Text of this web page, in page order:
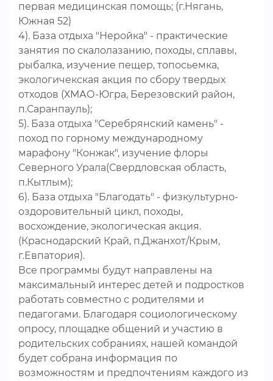
первая медицинская помощь; (г.Нягань,
Южная 52)
4). База отдыха "Неройка" - практические
занятия по скалолазанию, походы, сплавы,
рыбалка, изучение пещер, топосьемка,
экологичекская акция по сбору твердых
отходов (ХМАО-Югра, Березовский район,
п.Саранпауль);
5). База отдыха "Серебрянский камень" -
поход по горному международному
марафону "Конжак", изучение флоры
Северного Урала(Свердловская область,
п.Кытлым);
6). База отдыха "Благодать" - физкультурно-
оздоровительный цикл, походы,
восхождение, экологическая акция.
(Краснодарский Край, п.Джанхот/Крым,
г.Евпатория).
Все программы будут направлены на
максимальный интерес детей и подростков
работать совместно с родителями и
педагогами. Благодаря социологическому
опросу, площадке общений и участию в
родительских собраниях, нашей командой
будет собрана информация по
возможностям и предпочтениям каждого из